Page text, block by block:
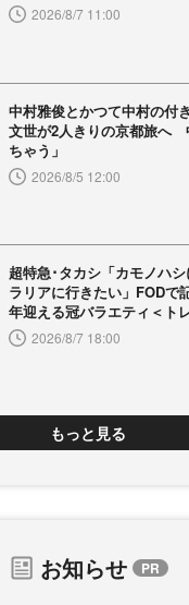
2026/8/7 11:00
中村雅俊とかつて中村の付
文世が2人きりの京都旅へ
ちゃう」
2026/8/5 12:00
超特急･タカシ「カモノハ
ラリアに行きたい」FODで
年迎える冠バラエティ＜ト
2026/8/7 18:00
もっと見る
お知らせ